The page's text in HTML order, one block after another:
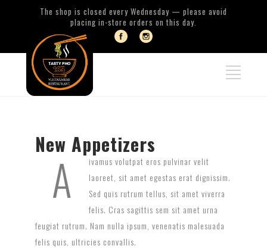
The shop is closed every Wednesday — please avoid
placing in-store orders on this day.
New Appetizers
A
ivamus volutpat eros pulvinar velit
laoreet, sit amet egestas erat dignissim.
Sed quis rutrum tellus, sit amet viverra
felis. Cras sagittis sem sit amet urna
feugiat rutrum. Nam nulla ipsum, venenatis malesuada
felis quis, ultricies convallis.